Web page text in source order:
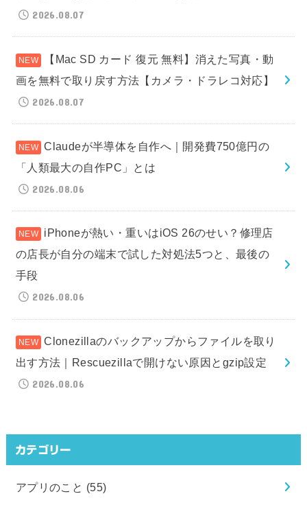
2026.08.07
【Mac SD カード 復元 無料】消えた写真・動
画を無料で取り戻す方法【カメラ・ドラレコ対応】
2026.08.07
Claudeが半導体を自作へ｜開発費750億円の
「人類最大の自作PC」とは
2026.08.06
iPhoneが熱い・重いはiOS 26のせい？修理店
の店長が自分の端末で試した対処法5つと、最後の
手段
2026.08.06
Clonezillaのバックアップからファイルを取り
出す方法｜Rescuezillaで開けない原因とgzip設定
2026.08.06
カテゴリー
アプリのこと (55)